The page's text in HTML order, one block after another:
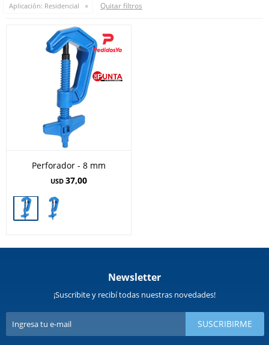
Aplicación: Residencial Quitar filtros
Perforador - 8 mm
USD 37,00
Newsletter
¡Suscribite y recibí todas nuestras novedades!
SUSCRIBIRME